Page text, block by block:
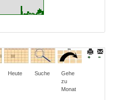
Heute Suche
Gehe
zu
Monat